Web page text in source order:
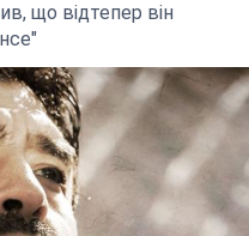
що відтепер він